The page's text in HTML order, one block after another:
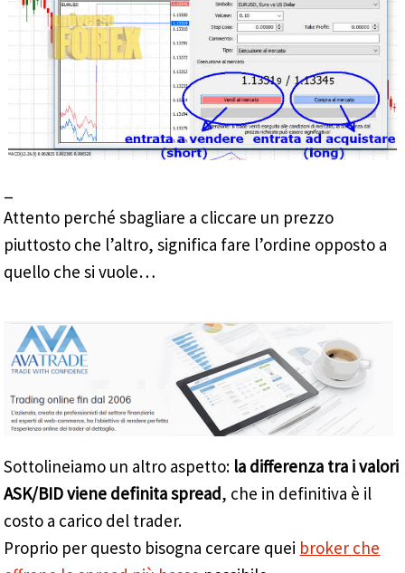
Attento perché sbagliare a cliccare un prezzo
piuttosto che l’altro, significa fare l’ordine opposto a
quello che si vuole…
Sottolineiamo un altro aspetto: la differenza tra i valori
ASK/BID viene definita spread, che in definitiva è il
costo a carico del trader.
Proprio per questo bisogna cercare quei broker che